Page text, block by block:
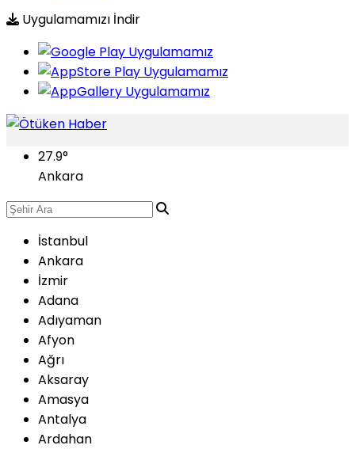
Uygulamamızı İndir
27.9°
Ankara
İstanbul
Ankara
İzmir
Adana
Adıyaman
Afyon
Ağrı
Aksaray
Amasya
Antalya
Ardahan